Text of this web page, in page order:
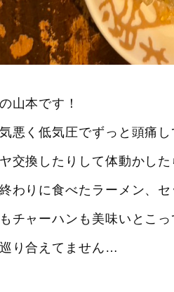
山本です！
悪く低気圧でずっと頭痛
交換したりして体動かし
わりに食べたラーメン、
チャーハンも美味いとこ
り合えてません…